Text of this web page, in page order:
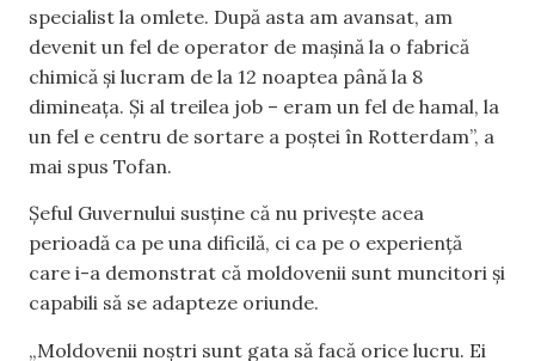
specialist la omlete. După asta am avansat, am
devenit un fel de operator de mașină la o fabrică
chimică și lucram de la 12 noaptea până la 8
dimineața. Și al treilea job – eram un fel de hamal, la
un fel e centru de sortare a poștei în Rotterdam”, a
mai spus Tofan.
Șeful Guvernului susține că nu privește acea
perioadă ca pe una dificilă, ci ca pe o experiență
care i-a demonstrat că moldovenii sunt muncitori și
capabili să se adapteze oriunde.
„Moldovenii noștri sunt gata să facă orice lucru. Ei